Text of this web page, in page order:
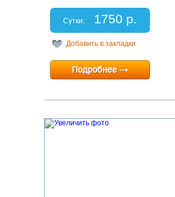
Спальных мест: 2+2
Отчетные документы: есть
Сутки: 1750 р.
Добавить в закладки
Минимальный срок:1 суток
Расчетный час:любой